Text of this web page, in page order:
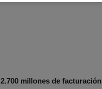
2.700 millones de facturación